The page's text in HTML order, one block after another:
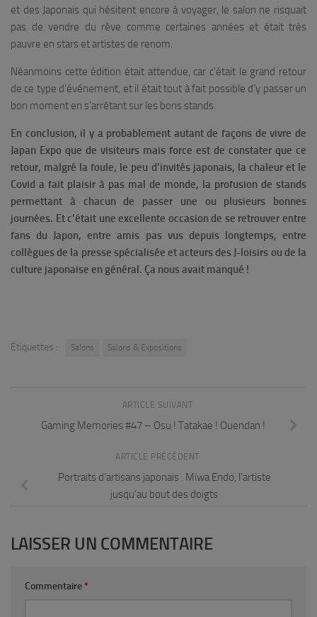
et des Japonais qui hésitent encore à voyager, le salon ne risquait
pas de vendre du rêve comme certaines années et était très
pauvre en stars et artistes de renom.
Néanmoins cette édition était attendue, car c’était le grand retour
de ce type d’événement, et il était tout à fait possible d’y passer un
bon moment en s’arrêtant sur les bons stands.
En conclusion, il y a probablement autant de façons de vivre de
Japan Expo que de visiteurs mais force est de constater que ce
retour, malgré la foule, le peu d’invités japonais, la chaleur et le
Covid a fait plaisir à pas mal de monde, la profusion de stands
permettant à chacun de passer une ou plusieurs bonnes
journées. Et c’était une excellente occasion de se retrouver entre
fans du Japon, entre amis pas vus depuis longtemps, entre
collègues de la presse spécialisée et acteurs des J-loisirs ou de la
culture japonaise en général. Ça nous avait manqué !
Étiquettes : Salons Salons & Expositions
ARTICLE SUIVANT
Gaming Memories #47 – Osu ! Tatakae ! Ouendan !
ARTICLE PRÉCÉDENT
Portraits d’artisans japonais : Miwa Endo, l’artiste
jusqu’au bout des doigts
LAISSER UN COMMENTAIRE
Commentaire *